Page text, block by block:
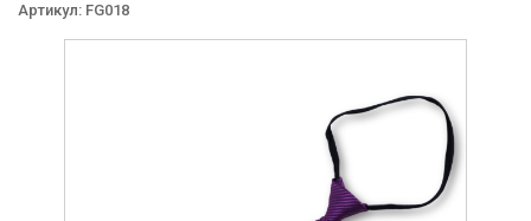
Артикул: FG018